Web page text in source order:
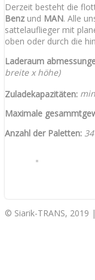
Derzeit besteht die
Benz und MAN. Alle
sattelauflieger mit
oben oder durch die
Laderaum
breite x höhe)
Zuladekapazitäten:
Maximale
Anzahl der Paletten:
© Siarik-TRANS, 2019